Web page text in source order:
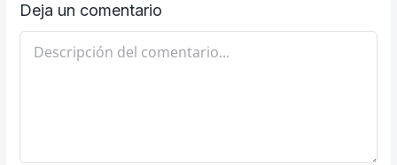
Deja un comentario
Comentario